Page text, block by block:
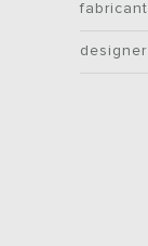
fabricant
designer